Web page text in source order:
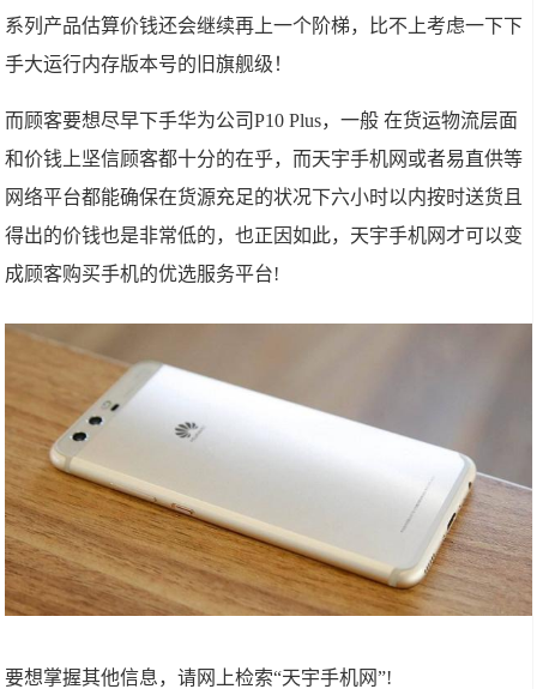
系列产品估算价钱还会继续再上一个阶梯，比不上考虑一下下
手大运行内存版本号的旧旗舰级！
而顾客要想尽早下手华为公司P10 Plus，一般 在货运物流层面
和价钱上坚信顾客都十分的在乎，而天宇手机网或者易直供等
网络平台都能确保在货源充足的状况下六小时以内按时送货且
得出的价钱也是非常低的，也正因如此，天宇手机网才可以变
成顾客购买手机的优选服务平台!
要想掌握其他信息，请网上检索“天宇手机网”!